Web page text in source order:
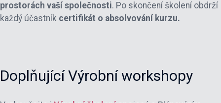
prostorách vaší společnosti. Po skončení školení obdrží
každý účastník certifikát o absolvování kurzu.
Doplňující Výrobní workshopy